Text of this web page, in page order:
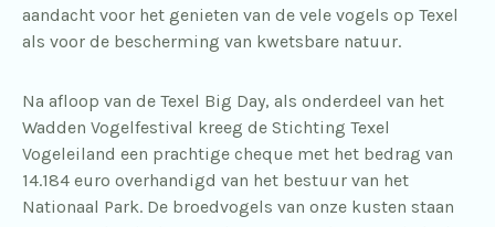
aandacht voor het genieten van de vele vogels op Texel
als voor de bescherming van kwetsbare natuur.
Na afloop van de Texel Big Day, als onderdeel van het
Wadden Vogelfestival kreeg de Stichting Texel
Vogeleiland een prachtige cheque met het bedrag van
14.184 euro overhandigd van het bestuur van het
Nationaal Park. De broedvogels van onze kusten staan